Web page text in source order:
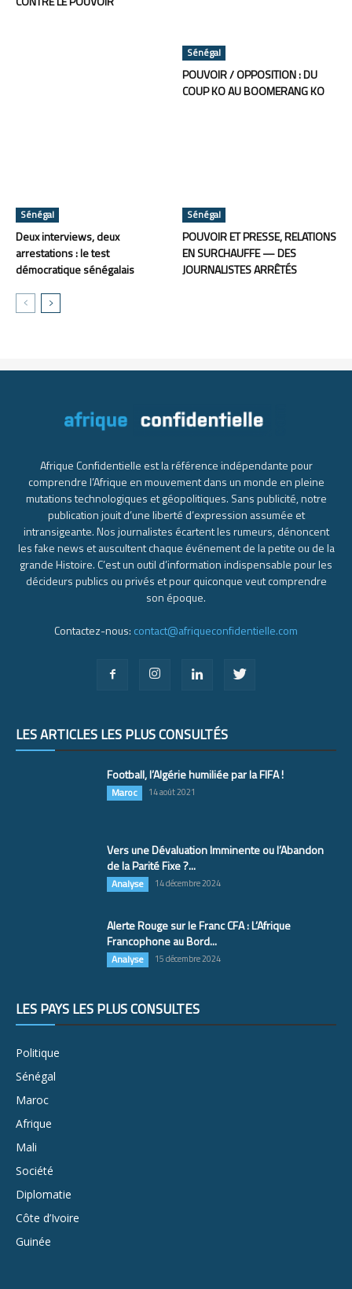
Sénégal
POUVOIR / OPPOSITION : DU
COUP KO AU BOOMERANG KO
Sénégal
Deux interviews, deux
arrestations : le test
démocratique sénégalais
Sénégal
POUVOIR ET PRESSE, RELATIONS
EN SURCHAUFFE — DES
JOURNALISTES ARRÊTÉS
Afrique Confidentielle est la référence indépendante pour
comprendre l’Afrique en mouvement dans un monde en pleine
mutations technologiques et géopolitiques. Sans publicité, notre
publication jouit d’une liberté d’expression assumée et
intransigeante. Nos journalistes écartent les rumeurs, dénoncent
les fake news et auscultent chaque événement de la petite ou de la
grande Histoire. C’est un outil d’information indispensable pour les
décideurs publics ou privés et pour quiconque veut comprendre
son époque.
Contactez-nous: contact@afriqueconfidentielle.com
LES ARTICLES LES PLUS CONSULTÉS
Football, l’Algérie humiliée par la FIFA !
Maroc 14 août 2021
Vers une Dévaluation Imminente ou l’Abandon
de la Parité Fixe ?...
Analyse 14 décembre 2024
Alerte Rouge sur le Franc CFA : L’Afrique
Francophone au Bord...
Analyse 15 décembre 2024
LES PAYS LES PLUS CONSULTÉS
Politique
Sénégal
Maroc
Afrique
Mali
Société
Diplomatie
Côte d’Ivoire
Guinée